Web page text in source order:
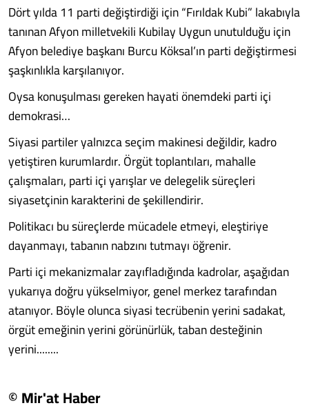
Dört yılda 11 parti değiştirdiği için “Fırıldak Kubi” lakabıyla
tanınan Afyon milletvekili Kubilay Uygun unutulduğu için
Afyon belediye başkanı Burcu Köksal’ın parti değiştirmesi
şaşkınlıkla karşılanıyor.
Oysa konuşulması gereken hayati önemdeki parti içi
demokrasi…
Siyasi partiler yalnızca seçim makinesi değildir, kadro
yetiştiren kurumlardır. Örgüt toplantıları, mahalle
çalışmaları, parti içi yarışlar ve delegelik süreçleri
siyasetçinin karakterini de şekillendirir.
Politikacı bu süreçlerde mücadele etmeyi, eleştiriye
dayanmayı, tabanın nabzını tutmayı öğrenir.
Parti içi mekanizmalar zayıfladığında kadrolar, aşağıdan
yukarıya doğru yükselmiyor, genel merkez tarafından
atanıyor. Böyle olunca siyasi tecrübenin yerini sadakat,
örgüt emeğinin yerini görünürlük, taban desteğinin
yerini........
© Mir'at Haber